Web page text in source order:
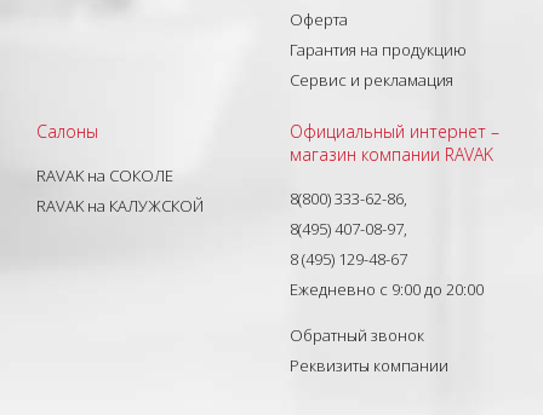
Оферта
Гарантия на продукцию
Сервис и рекламация
Салоны
RAVAK на СОКОЛЕ
RAVAK на КАЛУЖСКОЙ
Официальный интернет –
магазин компании RAVAK
8(800) 333-62-86,
8(495) 407-08-97,
8 (495) 129-48-67
Ежедневно с 9:00 до 20:00
Обратный звонок
Реквизиты компании